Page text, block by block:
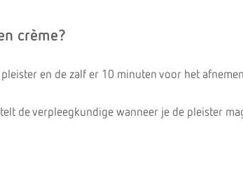
crème?
en de zalf er 10 minuten voor het
de verpleegkundige wanneer je de pleister